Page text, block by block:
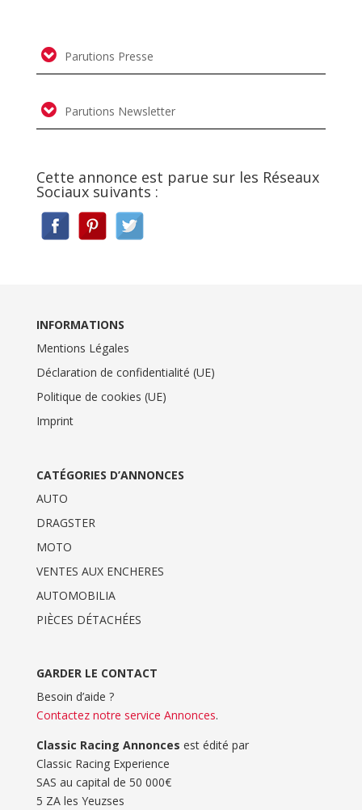
Parutions Presse
Parutions Newsletter
Cette annonce est parue sur les Réseaux
Sociaux suivants :
INFORMATIONS
Mentions Légales
Déclaration de confidentialité (UE)
Politique de cookies (UE)
Imprint
CATÉGORIES D’ANNONCES
AUTO
DRAGSTER
MOTO
VENTES AUX ENCHERES
AUTOMOBILIA
PIÈCES DÉTACHÉES
GARDER LE CONTACT
Besoin d’aide ?
Contactez notre service Annonces.
Classic Racing Annonces est édité par
Classic Racing Experience
SAS au capital de 50 000€
5 ZA les Yeuzses